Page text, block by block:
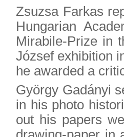
Zsuzsa Farkas
Hungarian
Mirabile-Prize in
József exhibition
he awarded a
György Gadányi
in his photo
out his papers